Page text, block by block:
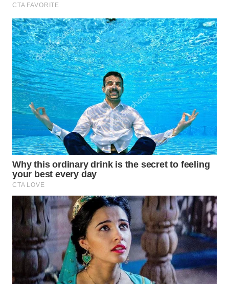
WN
LIKUPANG
WN
LABUANBAJO
WN
BORNEO
Wahana
Media
Group
WAHANA
NEWS
WAHANA
TANI
WAHANA
ADVOKAT